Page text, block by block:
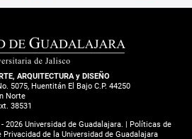
ARQUITECTURA y DISEÑO
5075, Huentitán El Bajo C.P. 44250
Norte
38531
2026 Universidad de Guadalajara. |
Políticas de
Privacidad de la Universidad de Guadalajara